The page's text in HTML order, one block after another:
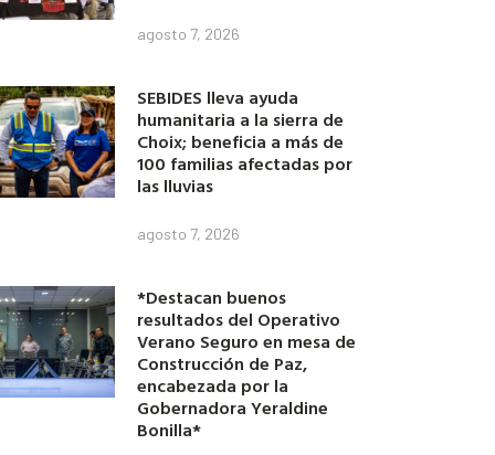
agosto 7, 2026
SEBIDES lleva ayuda
humanitaria a la sierra de
Choix; beneficia a más de
100 familias afectadas por
las lluvias
agosto 7, 2026
*Destacan buenos
resultados del Operativo
Verano Seguro en mesa de
Construcción de Paz,
encabezada por la
Gobernadora Yeraldine
Bonilla*